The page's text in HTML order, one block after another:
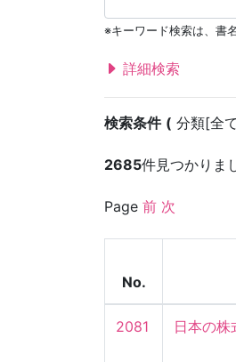
※キーワード検索は、書
詳細検索
検索条件 分類[全
2685件見つかりま
Page 前 次
No.
2081 日本の株